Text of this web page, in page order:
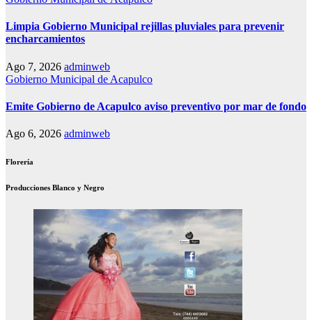
Limpia Gobierno Municipal rejillas pluviales para prevenir
encharcamientos
Ago 7, 2026 adminweb
Gobierno Municipal de Acapulco
Emite Gobierno de Acapulco aviso preventivo por mar de fondo
Ago 6, 2026 adminweb
Florería
Producciones Blanco y Negro